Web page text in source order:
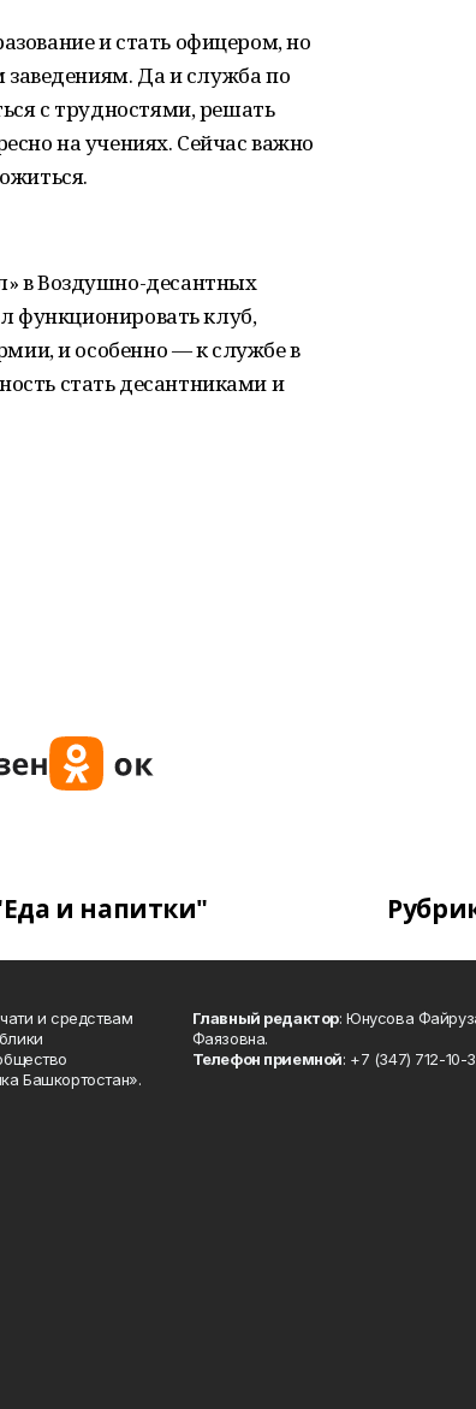
и стать офицером, но
заведениям. Да и служба по
с трудностями, решать
на учениях. Сейчас важно
в Воздушно-десантных
функционировать клуб,
и особенно — к службе в
стать десантниками и
и напитки"
и средствам
Башкортостан».
Главный редактор: Юнусова
Фаязовна.
Телефон приемной: +7 (347) 712-10-